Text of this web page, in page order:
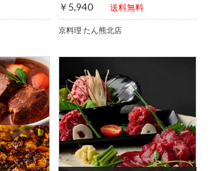
￥5,940 送料無料
京料理 たん熊北店